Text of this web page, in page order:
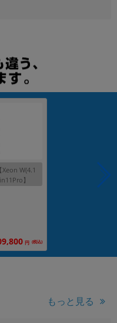
W(4.1
】
円 (税込)
もっと見る